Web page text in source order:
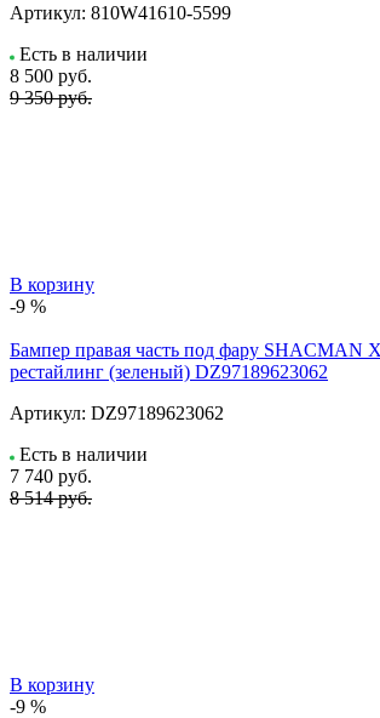
Артикул: 810W41610-5599
Есть в наличии
8 500 руб.
9 350 руб.
В корзину
-9 %
Бампер правая часть под фару SHACMAN
рестайлинг (зеленый) DZ97189623062
Артикул: DZ97189623062
Есть в наличии
7 740 руб.
8 514 руб.
В корзину
-9 %